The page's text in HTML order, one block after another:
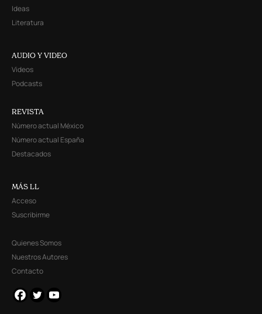
Ideas
Literatura
AUDIO Y VIDEO
Videos
Podcasts
REVISTA
Número actual México
Número actual España
Destacados
MÁS LL
Acceso
Suscribirme
Quienes Somos
Nuestros Autores
Contacto